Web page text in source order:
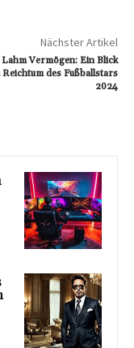
Nächster Artikel
Vermögen: Ein Blick
Reichtum des Fußballstars
2024